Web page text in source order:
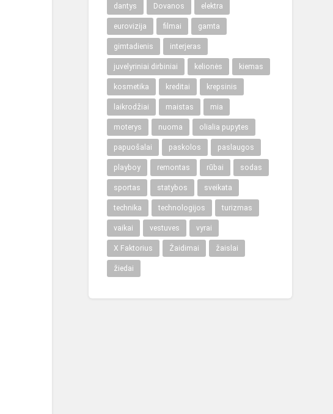
dantys Dovanos elektra
eurovizija filmai gamta
gimtadienis interjeras
juvelyriniai dirbiniai kelionės kiemas
kosmetika kreditai krepsinis
laikrodžiai maistas mia
moterys nuoma olialia pupytes
papuošalai paskolos paslaugos
playboy remontas rūbai sodas
sportas statybos sveikata
technika technologijos turizmas
vaikai vestuves vyrai
X Faktorius Žaidimai žaislai
žiedai